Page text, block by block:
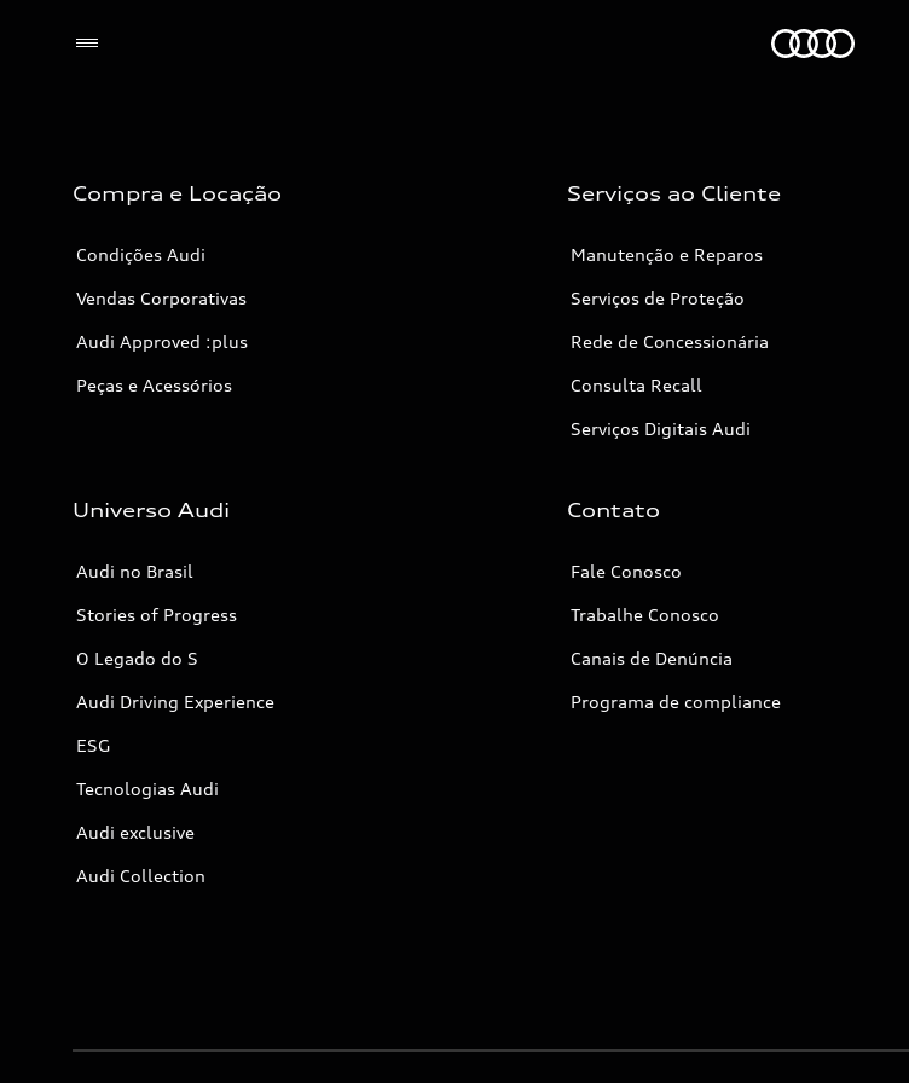
Compra e Locação
Condições Audi
Vendas Corporativas
Audi Approved :plus
Peças e Acessórios
Serviços ao Cliente
Manutenção e Reparos
Serviços de Proteção
Rede de Concessionária
Consulta Recall
Serviços Digitais Audi
Universo Audi
Audi no Brasil
Stories of Progress
O Legado do S
Audi Driving Experience
ESG
Tecnologias Audi
Audi exclusive
Audi Collection
Contato
Fale Conosco
Trabalhe Conosco
Canais de Denúncia
Programa de compliance